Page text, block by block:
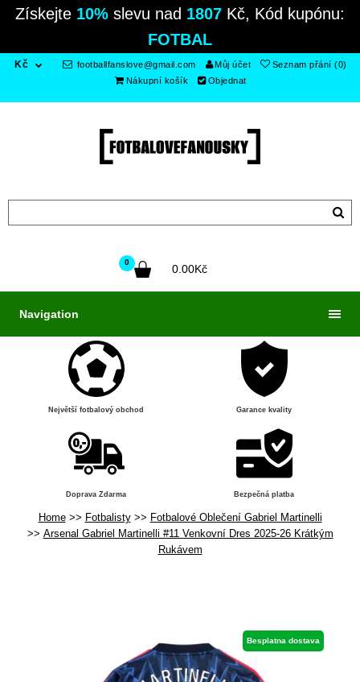
Získejte 10% slevu nad 1807 Kč, Kód kupónu:
FOTBAL
Kč footballfanslove@gmail.com Můj účet
Seznam přání (0)
Nákupní košík
Objednat
0
0.00Kč
Navigation
Největší fotbalový obchod Garance kvality
Doprava Zdarma Bezpečná platba
Home Fotbalisty
Fotbalové Oblečení Gabriel Martinelli
Arsenal Gabriel Martinelli #11 Venkovní Dres 2025-26 Krátkým
Rukávem
Besplatna dostava